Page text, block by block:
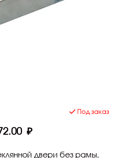
Под заказ
₽
двери без рамы,